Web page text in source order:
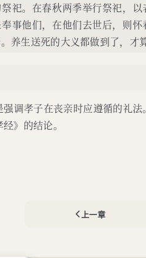
祀。在春秋两季举行祭祀，
事他们，在他们去世后，则
养生送死的大义都做到了，才
调孝子在丧亲时应遵循的礼
》的结论。
上一章